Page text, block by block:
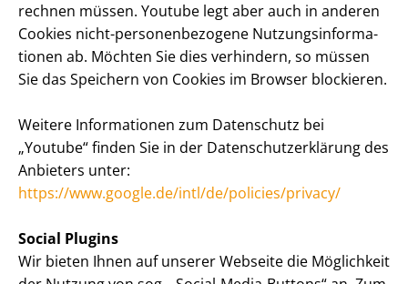
rechnen müssen. Youtube legt aber auch in anderen
Cookies nicht-per­so­nen­be­zo­ge­ne Nut­zungs­in­for­ma­
tio­nen ab. Möchten Sie dies verhindern, so müssen
Sie das Speichern von Cookies im Browser blockieren.
Weitere Informationen zum Datenschutz bei
„Youtube“ finden Sie in der Da­ten­schutz­er­klä­rung des
Anbieters unter:
https://www.google.de/intl/de/policies/privacy/
Social Plugins
Wir bieten Ihnen auf unserer Webseite die Möglichkeit